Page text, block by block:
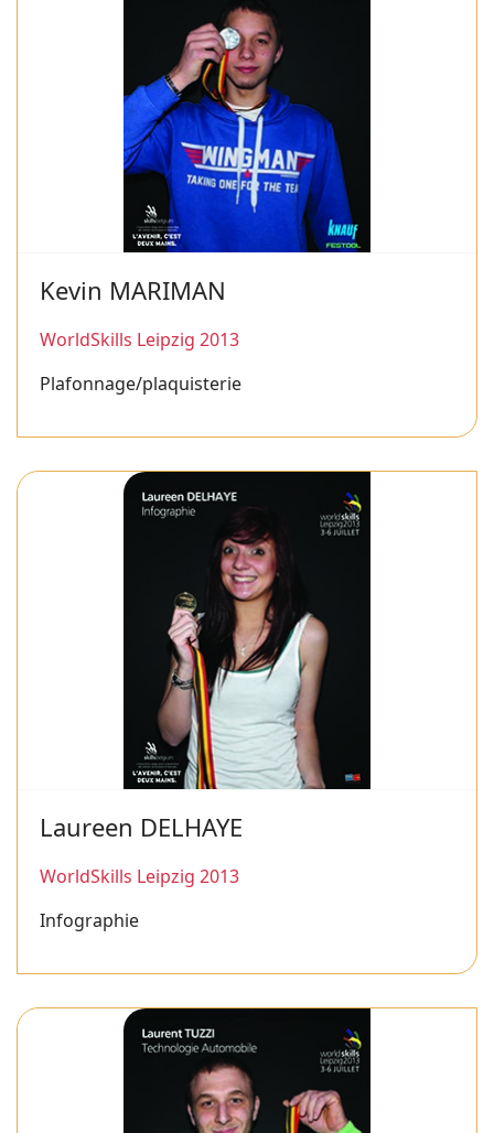
Kevin MARIMAN
WorldSkills Leipzig 2013
Plafonnage/plaquisterie
Laureen DELHAYE
WorldSkills Leipzig 2013
Infographie